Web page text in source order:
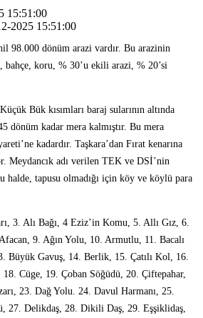
15:51:00
2025 15:51:00
98.000 dönüm arazi vardır. Bu arazinin
bahçe, koru, % 30’u ekili arazi, % 20’si
Bük kısımları baraj sularının altında
dönüm kadar mera kalmıştır. Bu mera
kadardır. Taşkara’dan Fırat kenarına
Meydancık adı verilen TEK ve DSİ’nin
halde, tapusu olmadığı için köy ve köylü para
3. Alı Bağı, 4 Eziz’in Komu, 5. Allı Gız, 6.
9. Ağın Yolu, 10. Armutlu, 11. Bacalı
Büyük Gavuş, 14. Berlik, 15. Çatılı Kol, 16.
Cüge, 19. Çoban Söğüdü, 20. Çiftepahar,
23. Dağ Yolu. 24. Davul Harmanı, 25.
27. Delikdaş, 28. Dikili Daş, 29. Eşşiklidaş,